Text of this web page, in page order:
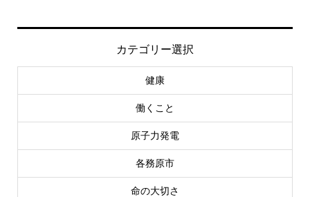
カテゴリー選択
健康
働くこと
原子力発電
各務原市
命の大切さ